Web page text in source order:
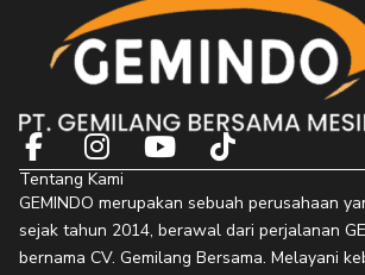
F
a
c
e
b
I
n
s
t
a
Y
o
u
t
u
T
i
k
t
o
Tentang Kami
GEMINDO merupakan sebuah perusahaan
sejak tahun 2014, berawal dari perjalanan
bernama CV. Gemilang Bersama. Melayani